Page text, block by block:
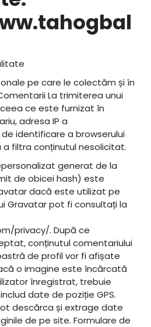
pe care le colectăm și în
La trimiterea unui
ce este furnizat în
adresa IP a
identificare a browserului
filtra conținutul nesolicitat.
generat de la
de obicei hash) este
dacă este utilizat pe
Gravatar pot fi consultați la
privacy/. După ce
conținutul comentariului
de profil vor fi afișate
o imagine este încărcată
înregistrat, trebuie
date de poziție GPS.
descărca și extrage date
de pe site. Formulare de